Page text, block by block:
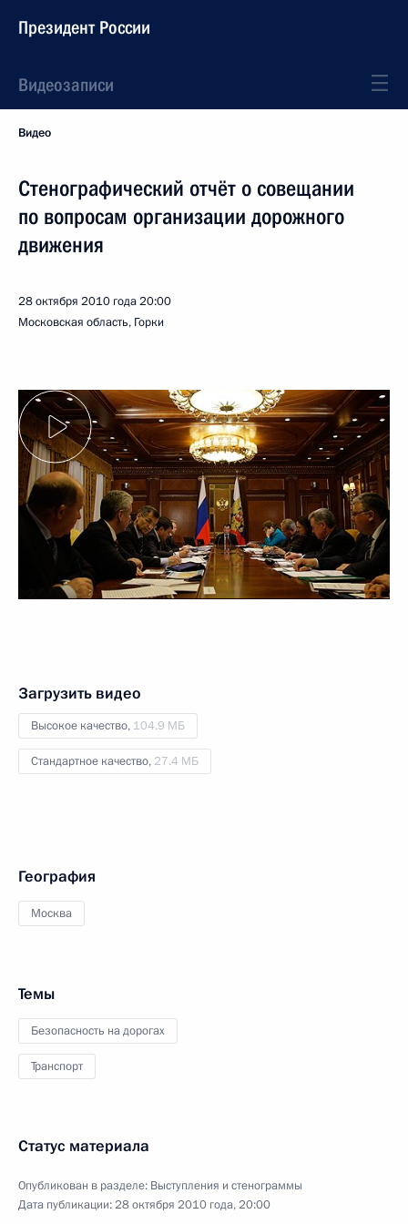
Президент России
Видеозаписи
Видео
Стенографический отчёт о совещании
по вопросам организации дорожного
движения
28 октября 2010 года20:00
Московская область, Горки
Загрузить видео
Высокое качество, 104.9 МБ
Стандартное качество, 27.4 МБ
География
Москва
Темы
Безопасность на дорогах
Транспорт
Статус материала
Опубликован в разделе: Выступления и стенограммы
Дата публикации:28 октября 2010 года, 20:00